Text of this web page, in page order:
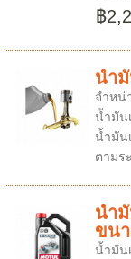
฿
น้ำ
จำหน่
น้ำมัน
น้ำมัน
ตามร
น้ำ
ขน
น้ำมัน